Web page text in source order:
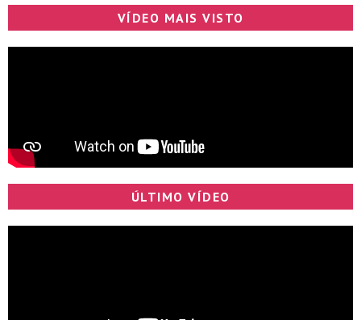
VÍDEO MAIS VISTO
ÚLTIMO VÍDEO